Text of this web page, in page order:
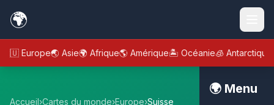
🌍
🇪🇺 Europe🌏 Asie🌍 Afrique🌎 Amérique🏝️ Océanie🧊 Antarctique
🌍 Menu
Accueil›Cartes du monde›Europe›Suisse